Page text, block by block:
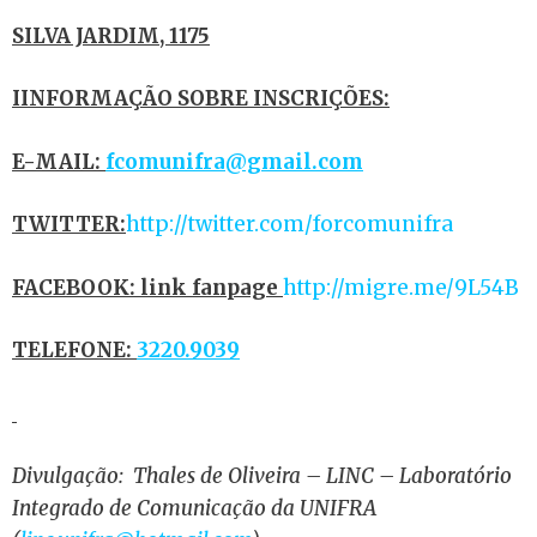
SILVA JARDIM, 1175
IINFORMAÇÃO SOBRE INSCRIÇÕES:
E-MAIL: fcomunifra@gmail.com
TWITTER:http://twitter.com/forcomunifra
FACEBOOK: link fanpage http://migre.me/9L54B
TELEFONE: 3220.9039
Divulgação: Thales de Oliveira – LINC – Laboratório
Integrado de Comunicação da UNIFRA